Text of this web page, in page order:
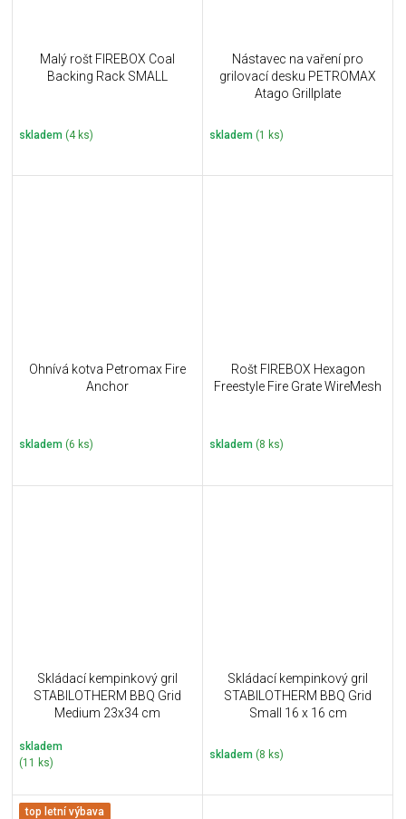
Malý rošt FIREBOX Coal
Backing Rack SMALL
skladem (4 ks)
Nástavec na vaření pro
grilovací desku PETROMAX
Atago Grillplate
skladem (1 ks)
Ohnívá kotva Petromax Fire
Anchor
skladem (6 ks)
Rošt FIREBOX Hexagon
Freestyle Fire Grate WireMesh
skladem (8 ks)
Skládací kempinkový gril
STABILOTHERM BBQ Grid
Medium 23x34 cm
skladem
(11 ks)
Skládací kempinkový gril
STABILOTHERM BBQ Grid
Small 16 x 16 cm
skladem (8 ks)
top letní výbava